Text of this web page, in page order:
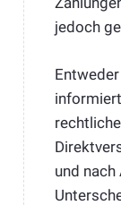
jedoch
und